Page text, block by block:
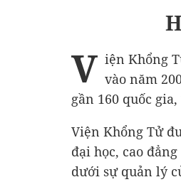
V iện Khổng
vào năm
gần 160 quốc
Viện Khổng Tử
đại học, cao
dưới sự quản lý